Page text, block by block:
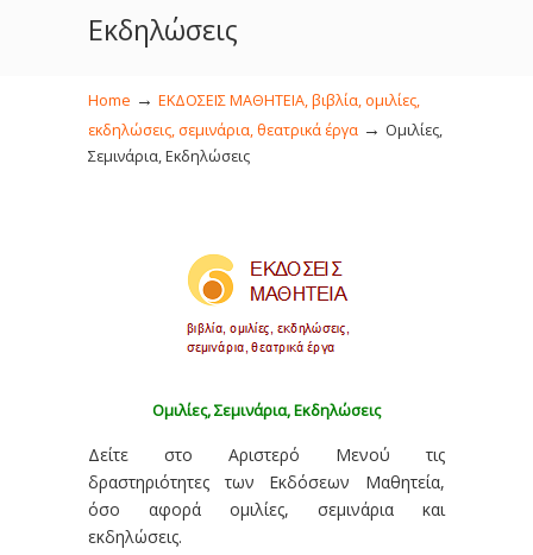
Εκδηλώσεις
Home → ΕΚΔΟΣΕΙΣ ΜΑΘΗΤΕΙΑ, βιβλία, ομιλίες,
εκδηλώσεις, σεμινάρια, θεατρικά έργα → Ομιλίες,
Σεμινάρια, Εκδηλώσεις
Ομιλίες, Σεμινάρια, Εκδηλώσεις
Δείτε στο Αριστερό Μενού τις
δραστηριότητες των Εκδόσεων Μαθητεία,
όσο αφορά ομιλίες, σεμινάρια και
εκδηλώσεις.